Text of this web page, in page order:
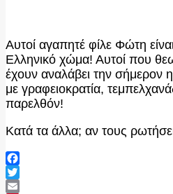
Αυτοί αγαπητέ φίλε Φώτη
Ελληνικό χώμα! Αυτοί που
έχουν αναλάβει την σήμερον
με γραφειοκρατία,
παρελθόν!
Κατά τα άλλα; αν τους
Facebook
Twitter